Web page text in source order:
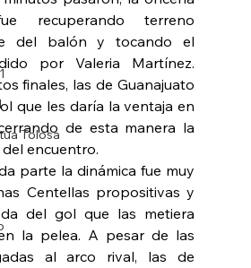
Tolosa
recuperando terreno
del balón y tocando el
por Valeria Martínez.
finales, las de Guanajuato
que les daría la ventaja en
de esta manera la
encuentro.
parte la dinámica fue muy
Centellas propositivas y
del gol que las metiera
la pelea. A pesar de las
al arco rival, las de